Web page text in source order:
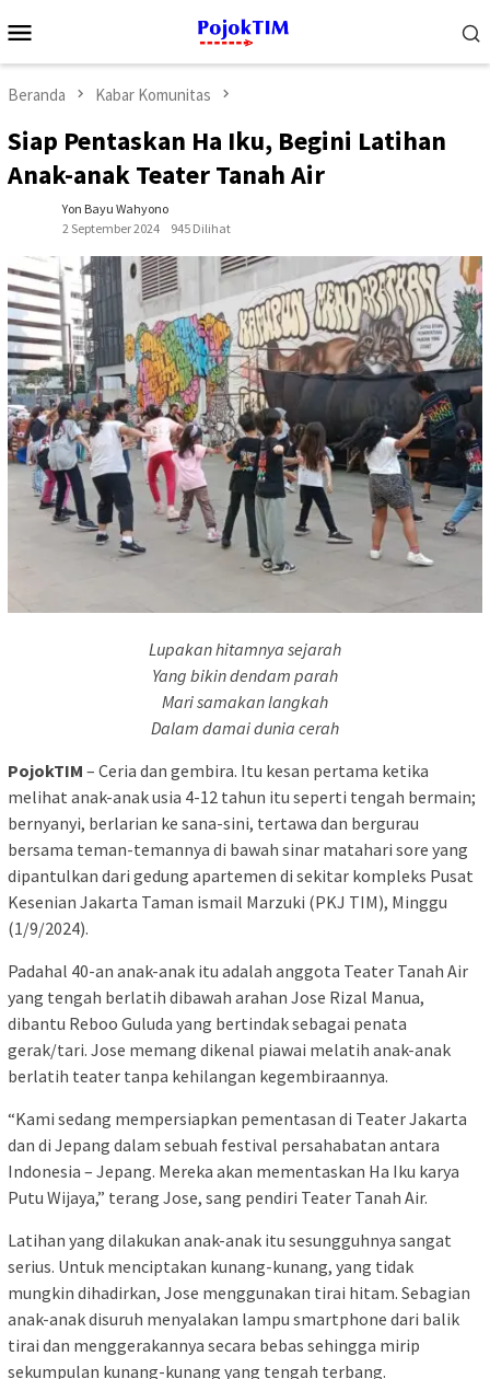
ke
Mobile
Beranda Kabar Komunitas
Siap Pentaskan Ha Iku, Begini Latihan
Anak-anak Teater Tanah Air
Yon Bayu Wahyono
2 September 2024
945 Dilihat
Lupakan hitamnya sejarah
Yang bikin dendam parah
Mari samakan langkah
Dalam damai dunia cerah
PojokTIM – Ceria dan gembira. Itu kesan pertama ketika
melihat anak-anak usia 4-12 tahun itu seperti tengah bermain;
bernyanyi, berlarian ke sana-sini, tertawa dan bergurau
bersama teman-temannya di bawah sinar matahari sore yang
dipantulkan dari gedung apartemen di sekitar kompleks Pusat
Kesenian Jakarta Taman ismail Marzuki (PKJ TIM), Minggu
(1/9/2024).
Padahal 40-an anak-anak itu adalah anggota Teater Tanah Air
yang tengah berlatih dibawah arahan Jose Rizal Manua,
dibantu Reboo Guluda yang bertindak sebagai penata
gerak/tari. Jose memang dikenal piawai melatih anak-anak
berlatih teater tanpa kehilangan kegembiraannya.
“Kami sedang mempersiapkan pementasan di Teater Jakarta
dan di Jepang dalam sebuah festival persahabatan antara
Indonesia – Jepang. Mereka akan mementaskan Ha Iku karya
Putu Wijaya,” terang Jose, sang pendiri Teater Tanah Air.
Latihan yang dilakukan anak-anak itu sesungguhnya sangat
serius. Untuk menciptakan kunang-kunang, yang tidak
mungkin dihadirkan, Jose menggunakan tirai hitam. Sebagian
anak-anak disuruh menyalakan lampu smartphone dari balik
tirai dan menggerakannya secara bebas sehingga mirip
sekumpulan kunang-kunang yang tengah terbang.